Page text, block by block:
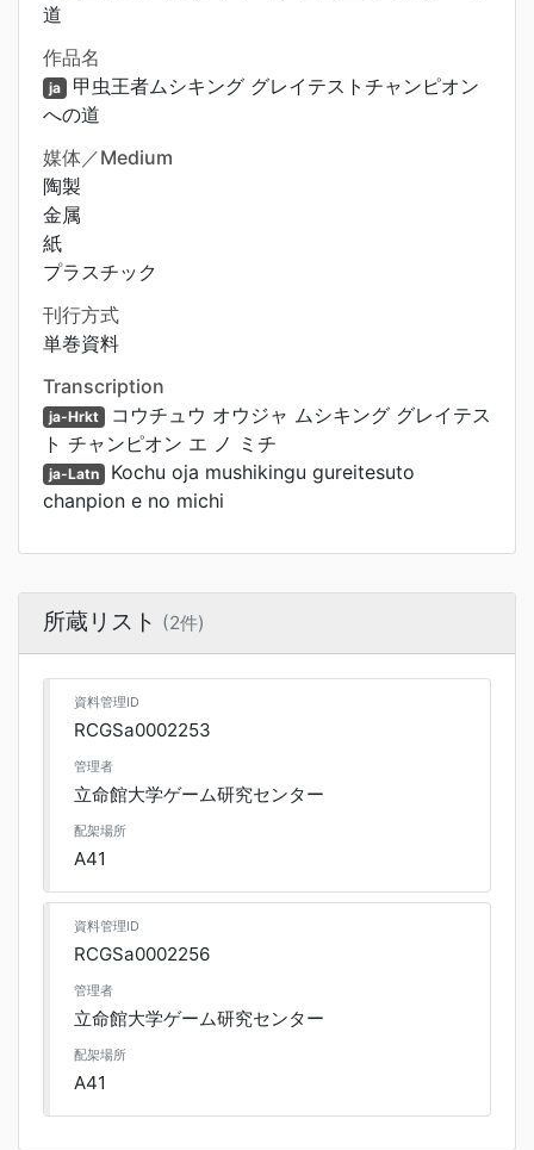
道
作品名
ja 甲虫王者ムシキング グレイテストチャンピオン
への道
媒体／Medium
陶製
金属
紙
プラスチック
刊行方式
単巻資料
Transcription
ja-Hrkt コウチュウ オウジャ ムシキング グレイテス
ト チャンピオン エ ノ ミチ
ja-Latn Kochu oja mushikingu gureitesuto
chanpion e no michi
所蔵リスト (2件)
資料管理ID
RCGSa0002253
管理者
立命館大学ゲーム研究センター
配架場所
A41
資料管理ID
RCGSa0002256
管理者
立命館大学ゲーム研究センター
配架場所
A41